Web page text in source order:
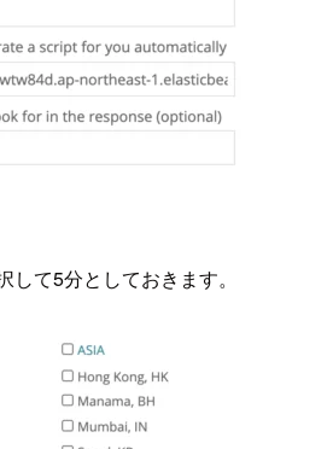
て5分としておきます。